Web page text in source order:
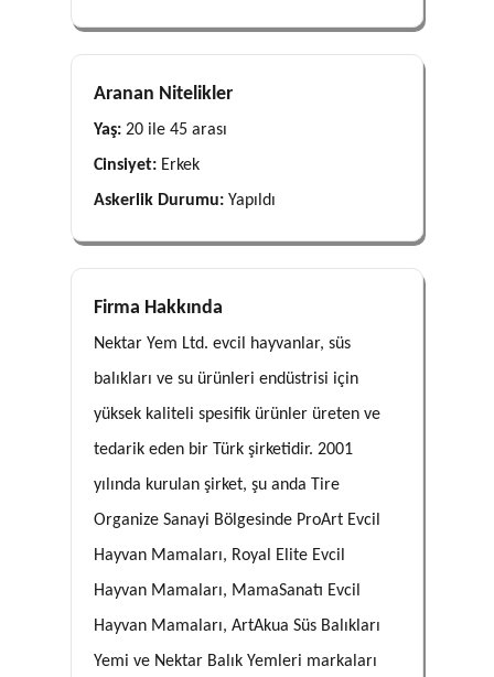
Aranan Nitelikler
Yaş: 20 ile 45 arası
Cinsiyet: Erkek
Askerlik Durumu: Yapıldı
Firma Hakkında
Nektar Yem Ltd. evcil hayvanlar, süs
balıkları ve su ürünleri endüstrisi için
yüksek kaliteli spesifik ürünler üreten ve
tedarik eden bir Türk şirketidir. 2001
yılında kurulan şirket, şu anda Tire
Organize Sanayi Bölgesinde ProArt Evcil
Hayvan Mamaları, Royal Elite Evcil
Hayvan Mamaları, MamaSanatı Evcil
Hayvan Mamaları, ArtAkua Süs Balıkları
Yemi ve Nektar Balık Yemleri markaları